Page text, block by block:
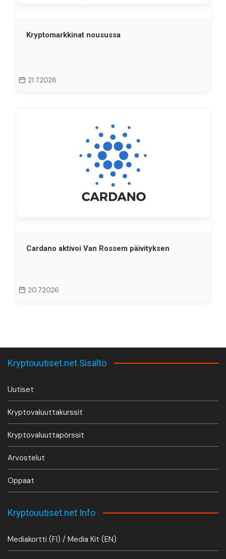
Kryptomarkkinat nousussa
21.7.2026
Cardano aktivoi Van Rossem päivityksen
20.7.2026
Kryptouutiset.net Sisältö
Uutiset
Kryptovaluuttakurssit
Kryptovaluuttapörssit
Arvostelut
Oppaat
Kryptouutiset.net Info
Mediakortti (FI) / Media Kit (EN)